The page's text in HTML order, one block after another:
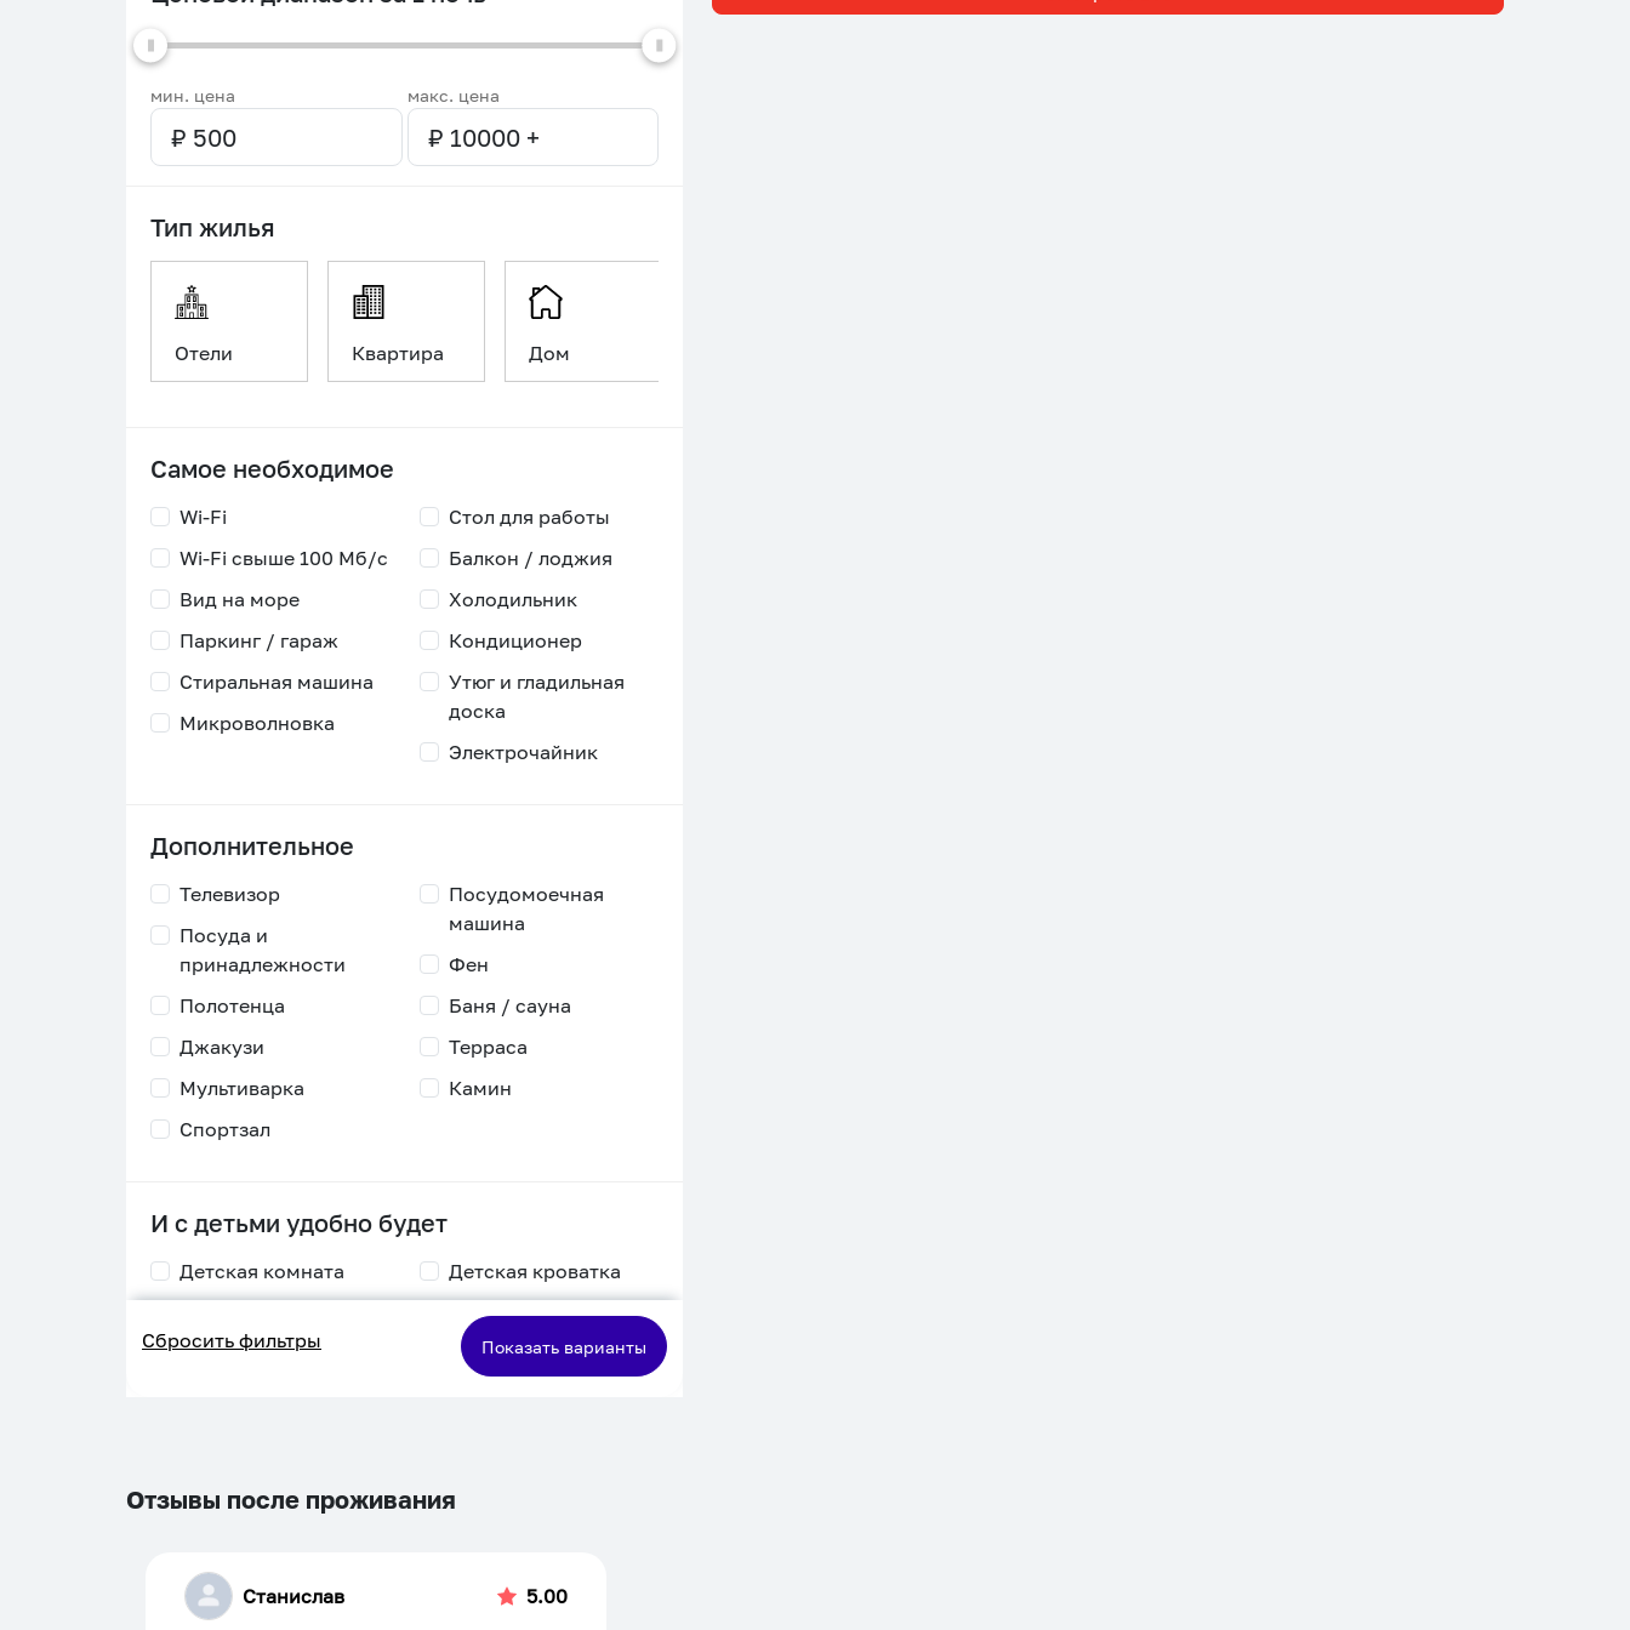
мин. цена макс. цена
Тип жилья
Отели Квартира Дом
Самое необходимое
Wi-Fi
Wi-Fi свыше 100 Мб/с
Стол для работы
Балкон / лоджия
Вид на море
Паркинг / гараж
Холодильник
Кондиционер
Стиральная машина
Микроволновка
Утюг и гладильная
доска
Электрочайник
Дополнительное
Телевизор
Посуда и
принадлежности
Посудомоечная
машина
Фен
Полотенца
Джакузи
Баня / сауна
Терраса
Мультиварка
Спортзал
Камин
И с детьми удобно будет
Детская комната
кормления
Детская кроватка
Двухъярусная
кровать
Сбросить фильтры Показать варианты
Отзывы после проживания
Станислав 5.00